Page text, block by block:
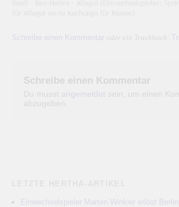
Schreibe einen Kommentar oder ein Trackback:
Schreibe einen Kommentar
Du musst angemeldet sein, um einen
abzugeben.
Einwechselspieler Marten Winkler erlöst